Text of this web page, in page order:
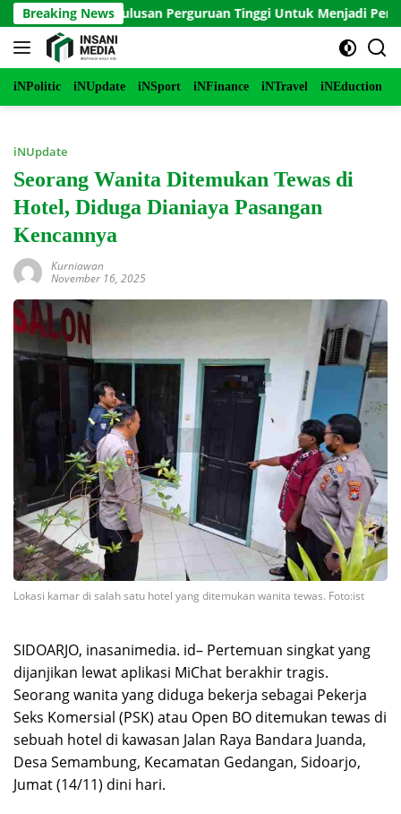
Langsung
ke
konten
Breaking News
Panduan Lulusan Perguruan Tinggi Untuk Menjadi Pemimpin
iNPolitic iNUpdate iNSport iNFinance iNTravel iNEduction
iNUpdate
Seorang Wanita Ditemukan Tewas di
Hotel, Diduga Dianiaya Pasangan
Kencannya
Kurniawan
November 16, 2025
Lokasi kamar di salah satu hotel yang ditemukan wanita tewas. Foto:ist
SIDOARJO, inasanimedia. id– Pertemuan singkat yang
dijanjikan lewat aplikasi MiChat berakhir tragis.
Seorang wanita yang diduga bekerja sebagai Pekerja
Seks Komersial (PSK) atau Open BO ditemukan tewas di
sebuah hotel di kawasan Jalan Raya Bandara Juanda,
Desa Semambung, Kecamatan Gedangan, Sidoarjo,
Jumat (14/11) dini hari.